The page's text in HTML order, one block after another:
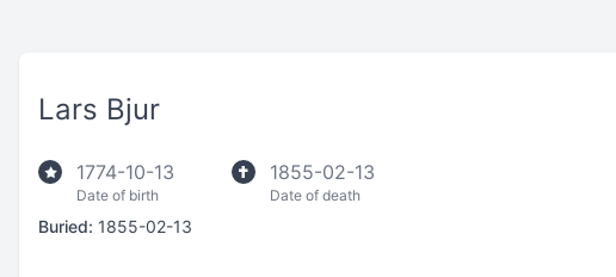
Lars Bjur
1774-10-13
Date of birth
1855-02-13
Date of death
Buried: 1855-02-13